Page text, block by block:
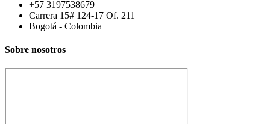
+57 3197538679
Carrera 15# 124-17 Of. 211
Bogotá - Colombia
Sobre nosotros